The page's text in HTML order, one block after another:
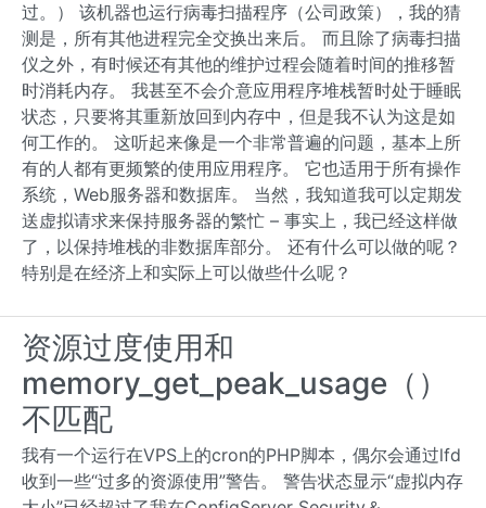
过。） 该机器也运行病毒扫描程序（公司政策），我的猜
测是，所有其他进程完全交换出来后。 而且除了病毒扫描
仪之外，有时候还有其他的维护过程会随着时间的推移暂
时消耗内存。 我甚至不会介意应用程序堆栈暂时处于睡眠
状态，只要将其重新放回到内存中，但是我不认为这是如
何工作的。 这听起来像是一个非常普遍的问题，基本上所
有的人都有更频繁的使用应用程序。 它也适用于所有操作
系统，Web服务器和数据库。 当然，我知道我可以定期发
送虚拟请求来保持服务器的繁忙 – 事实上，我已经这样做
了，以保持堆栈的非数据库部分。 还有什么可以做的呢？
特别是在经济上和实际上可以做些什么呢？
资源过度使用和
memory_get_peak_usage（）
不匹配
我有一个运行在VPS上的cron的PHP脚本，偶尔会通过lfd
收到一些“过多的资源使用”警告。 警告状态显示“虚拟内存